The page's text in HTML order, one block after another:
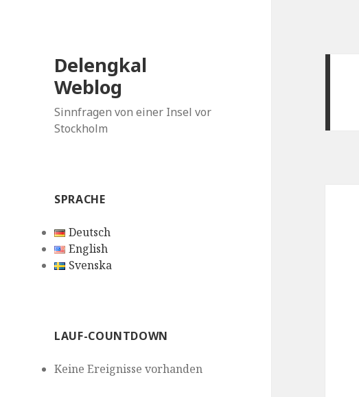
Delengkal
Weblog
Sinnfragen von einer Insel vor
Stockholm
SPRACHE
Deutsch
English
Svenska
LAUF-COUNTDOWN
Keine Ereignisse vorhanden